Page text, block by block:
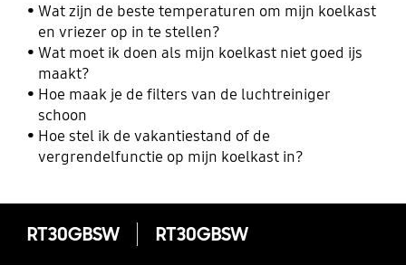
Wat zijn de beste temperaturen om mijn koelkast
en vriezer op in te stellen?
Wat moet ik doen als mijn koelkast niet goed ijs
maakt?
Hoe maak je de filters van de luchtreiniger
schoon
Hoe stel ik de vakantiestand of de
vergrendelfunctie op mijn koelkast in?
RT30GBSW RT30GBSW